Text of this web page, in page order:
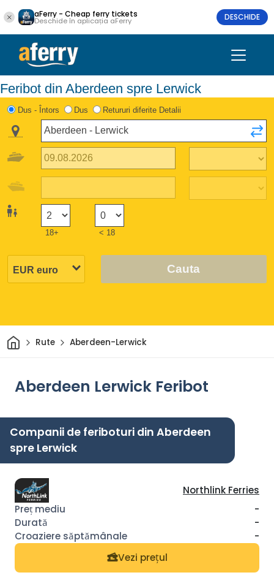
aFerry - Cheap ferry tickets
Deschide în aplicația aFerry DESCHIDE
Feribot din Aberdeen spre Lerwick
Dus - Întors Dus Retururi diferite Detalii
18+ < 18
Cauta
AcasăRute Aberdeen-Lerwick
Aberdeen Lerwick Feribot
Companii de feriboturi din Aberdeen
spre Lerwick
Northlink Ferries
-
-
-
Vezi prețul